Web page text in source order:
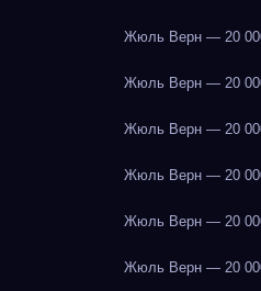
Жюль Верн — 20
Жюль Верн — 20
Жюль Верн — 20
Жюль Верн — 20
Жюль Верн — 20
Жюль Верн — 20